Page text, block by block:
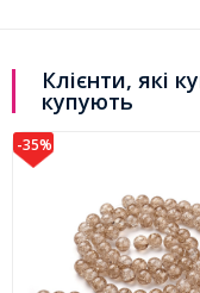
Клієнти, які
купують
-35%